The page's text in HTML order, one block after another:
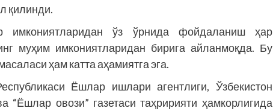
қилинди.
имкониятларидан ўз ўрнида фойдаланиш ҳар
муҳим имкониятларидан бирига айланмоқда. Бу
ҳам катта аҳамиятга эга.
Ёшлар ишлари агентлиги, Ўзбекистон
овози” газетаси таҳририяти ҳамкорлигида